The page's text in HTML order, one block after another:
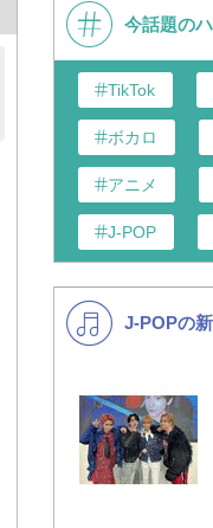
か子with 3exes 😸🎶
今話題の
TikTok
ボカロ
アニメ
J-POP
K-POP
VTuber
J-POPの